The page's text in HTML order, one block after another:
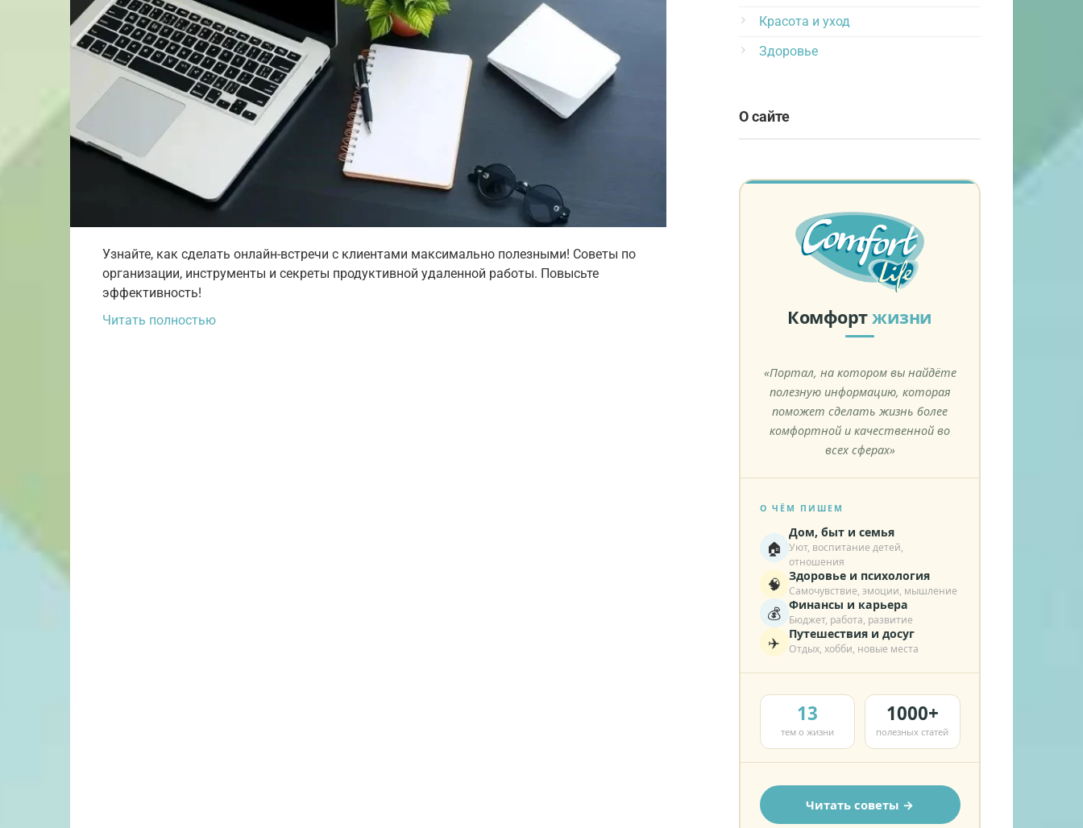
Узнайте, как сделать онлайн-встречи с клиентами максимально полезными! Советы по
организации, инструменты и секреты продуктивной удаленной работы. Повысьте
эффективность!
Читать полностью
Красота и уход
Здоровье
О сайте
Комфортжизни
«Портал, на котором вы найдёте
полезную информацию, которая
поможет сделать жизнь более
комфортной и качественной во
всех сферах»
О ЧЁМ ПИШЕМ
🏠
Дом, быт и семья
Уют, воспитание детей,
отношения
🧠 Здоровье и психология
Самочувствие, эмоции, мышление
💰 Финансы и карьера
Бюджет, работа, развитие
✈️ Путешествия и досуг
Отдых, хобби, новые места
13
тем о жизни
1000+
полезных статей
Читать советы →